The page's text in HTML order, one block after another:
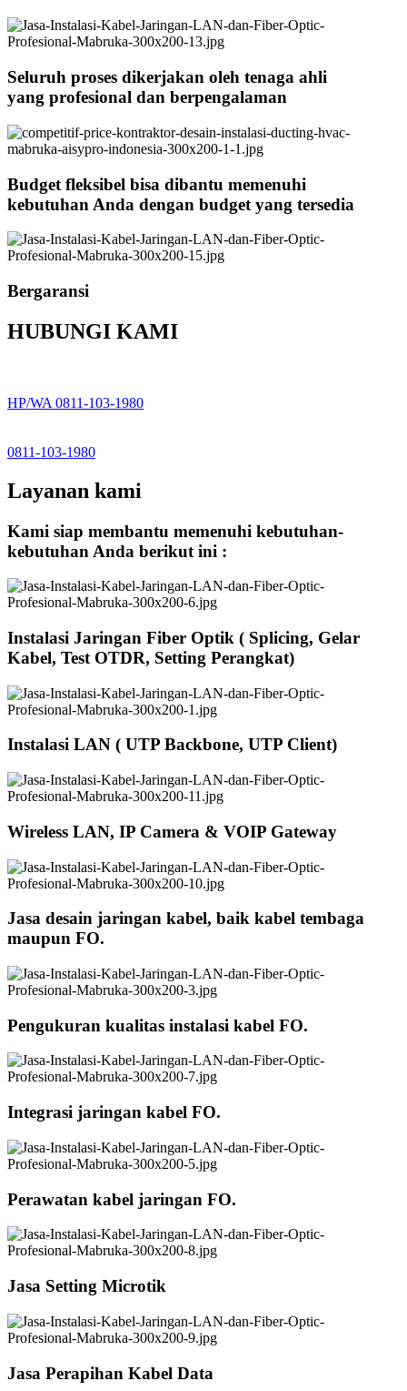
Seluruh proses dikerjakan oleh tenaga ahli
yang profesional dan berpengalaman
Budget fleksibel bisa dibantu memenuhi
kebutuhan Anda dengan budget yang tersedia
Bergaransi
HUBUNGI KAMI
HP/WA 0811-103-1980
0811-103-1980
Layanan kami
Kami siap membantu memenuhi kebutuhan-
kebutuhan Anda berikut ini :
Instalasi Jaringan Fiber Optik ( Splicing, Gelar
Kabel, Test OTDR, Setting Perangkat)
Instalasi LAN ( UTP Backbone, UTP Client)
Wireless LAN, IP Camera & VOIP Gateway
Jasa desain jaringan kabel, baik kabel tembaga
maupun FO.
Pengukuran kualitas instalasi kabel FO.
Integrasi jaringan kabel FO.
Perawatan kabel jaringan FO.
Jasa Setting Microtik
Jasa Perapihan Kabel Data